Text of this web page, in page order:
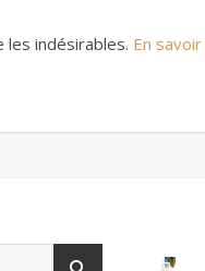
les indésirables. En